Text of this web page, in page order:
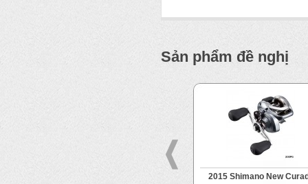
Sản phẩm đề nghị
2015 Shimano New